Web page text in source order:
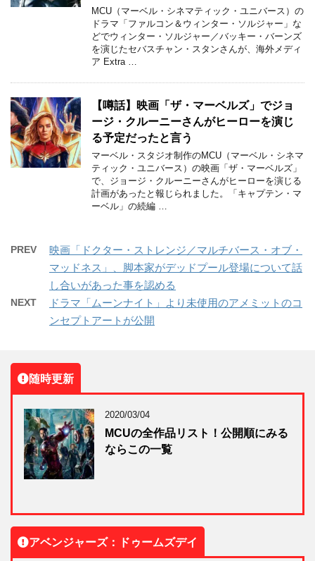
MCU（マーベル・シネマティック・ユニバース）の
ドラマ「ファルコン＆ウィンター・ソルジャー」な
どでウィンター・ソルジャー／バッキー・バーンズ
を演じたセバスチャン・スタンさんが、海外メディ
ア Extra …
【噂話】映画「ザ・マーベルズ」でジョ
ージ・クルーニーさんがヒーローを演じ
る予定だったと言う
マーベル・スタジオ制作のMCU（マーベル・シネマ
ティック・ユニバース）の映画「ザ・マーベルズ」
で、ジョージ・クルーニーさんがヒーローを演じる
計画があったと報じられました。「キャプテン・マ
ーベル」の続編 …
PREV
映画「ドクター・ストレンジ／マルチバース・オブ・
マッドネス」、脚本家がデッドプール登場について話
し合いがあった事を認める
NEXT
ドラマ「ムーンナイト」より未使用のアメミットのコ
ンセプトアートが公開
随時更新
2020/03/04
MCUの全作品リスト！公開順にみる
ならこの一覧
アベンジャーズ：ドゥームズデイ